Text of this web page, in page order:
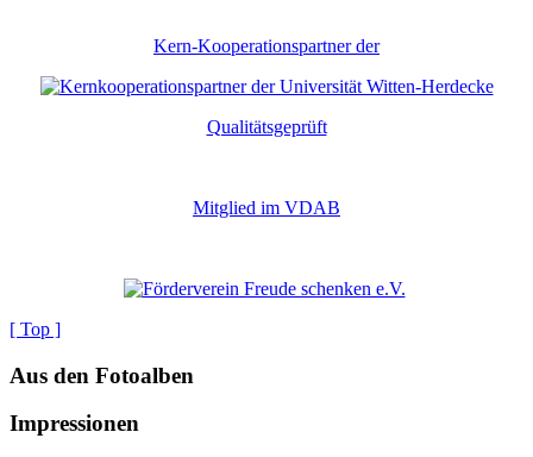
Kern-Kooperationspartner der
Qualitätsgeprüft
Mitglied im VDAB
[ Top ]
Aus den Fotoalben
Impressionen